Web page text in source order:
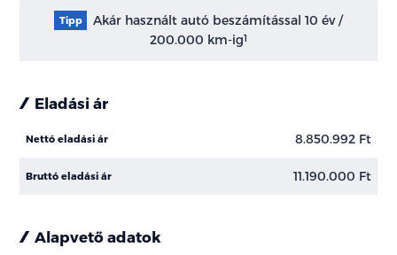
Tipp
Akár használt autó beszámítással 10 év /
200.000 km-ig1
Eladási ár
Nettó eladási ár 8.850.992 Ft
Bruttó eladási ár 11.190.000 Ft
Alapvető adatok